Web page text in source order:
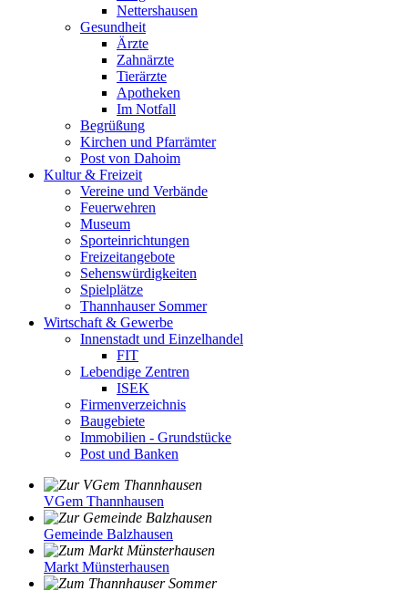
Nettershausen
Gesundheit
Ärzte
Zahnärzte
Tierärzte
Apotheken
Im Notfall
Begrüßung
Kirchen und Pfarrämter
Post von Dahoim
Kultur & Freizeit
Vereine und Verbände
Feuerwehren
Museum
Sporteinrichtungen
Freizeitangebote
Sehenswürdigkeiten
Spielplätze
Thannhauser Sommer
Wirtschaft & Gewerbe
Innenstadt und Einzelhandel
FIT
Lebendige Zentren
ISEK
Firmenverzeichnis
Baugebiete
Immobilien - Grundstücke
Post und Banken
VGem Thannhausen
Gemeinde Balzhausen
Markt Münsterhausen